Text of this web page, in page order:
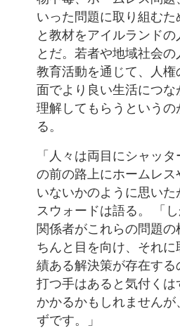
いった問題に取り組む
と教材をアイルランドの
とだ。若者や地域社会
教育活動を通じて、人
面でより良い生活につ
理解してもらうという
る。
「人々は両目にシャッ
の前の路上にホームレ
いないかのように思いた
スウォードは語る。 「
関係者がこれらの問題の
ちんと目を向け、それ
績ある解決策が存在す
打つ手はあると気付く
かかるかもしれません
ずです。」